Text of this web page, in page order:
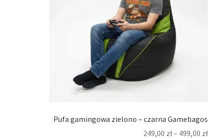
Pufa gamingowa zielono – czarna Gamebagos
249,00 zł– 499,00 zł